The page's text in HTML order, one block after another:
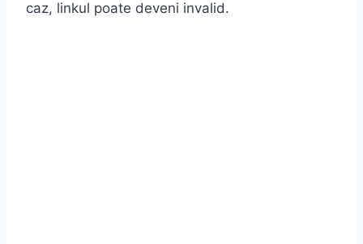
caz, linkul poate deveni invalid.